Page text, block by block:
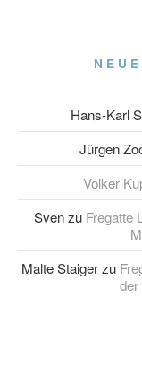
Hans-Karl
Jürgen
Volker
Svenzu Fregatte
Malte Staigerzu
der